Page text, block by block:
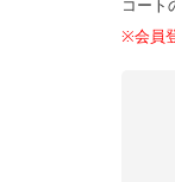
コート
※会員